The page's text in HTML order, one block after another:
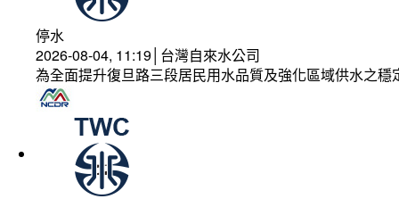
停水
2026-08-04, 11:19│台灣自來水公司
為全面提升復旦路三段居民用水品質及強化區域供水之